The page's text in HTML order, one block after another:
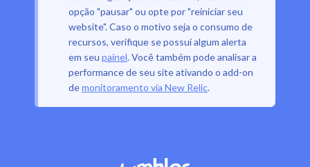
opção "pausar" ou opte por "reiniciar seu
website". Caso o motivo seja o consumo de
recursos, verifique se possui algum alerta
em seu painel. Você também pode analisar a
performance de seu site ativando o add-on
demonitoramento via New Relic.